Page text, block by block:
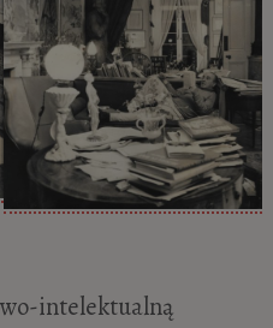
intelektualną